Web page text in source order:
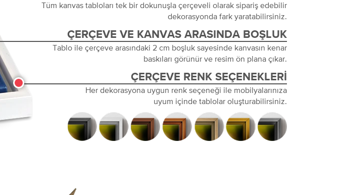
Tüm kanvas tabloları tek bir dokunuşla çerçeveli olarak sipariş edebilir
dekorasyonda fark yaratabilirsiniz.
ÇERÇEVE VE KANVAS ARASINDA BOŞLUK
Tablo ile çerçeve arasındaki 2 cm boşluk sayesinde kanvasın kenar
baskıları görünür ve resim ön plana çıkar.
ÇERÇEVE RENK SEÇENEKLERI
Her dekorasyona uygun renk seçeneği ile mobilyalarınıza
uyum içinde tablolar oluşturabilirsiniz.